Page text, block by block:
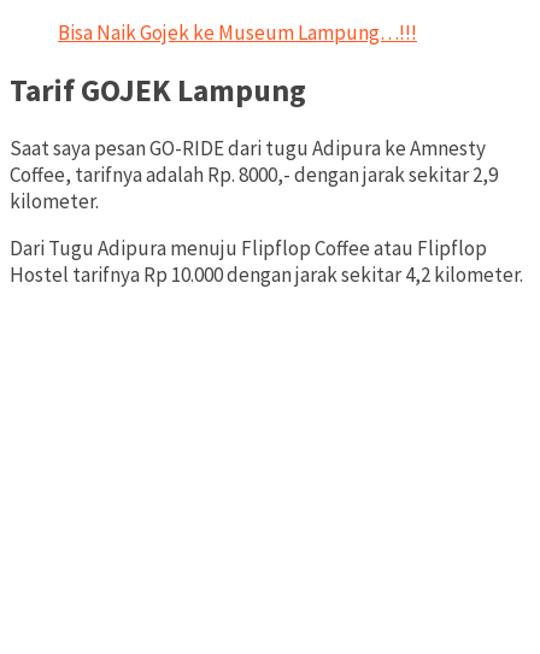
Bisa Naik Gojek ke Museum Lampung…!!!
Tarif GOJEK Lampung
Saat saya pesan GO-RIDE dari tugu Adipura ke Amnesty
Coffee, tarifnya adalah Rp. 8000,- dengan jarak sekitar 2,9
kilometer.
Dari Tugu Adipura menuju Flipflop Coffee atau Flipflop
Hostel tarifnya Rp 10.000 dengan jarak sekitar 4,2 kilometer.